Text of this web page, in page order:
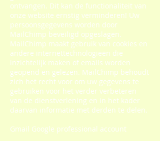
ontvangen. Dit kan de functionaliteit van
onze website ernstig verminderen! Uw
persoonsgegevens worden door
MailChimp beveiligd opgeslagen.
MailChimp maakt gebruik van cookies en
andere internettechnologieën die
inzichtelijk maken of emails worden
geopend en gelezen. MailChimp behoudt
zich het recht voor om uw gegevens te
gebruiken voor het verder verbeteren
van de dienstverlening en in het kader
daarvan informatie met derden te delen.
Gmail Google professional account